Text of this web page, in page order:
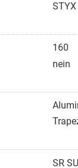
160
nein
SR